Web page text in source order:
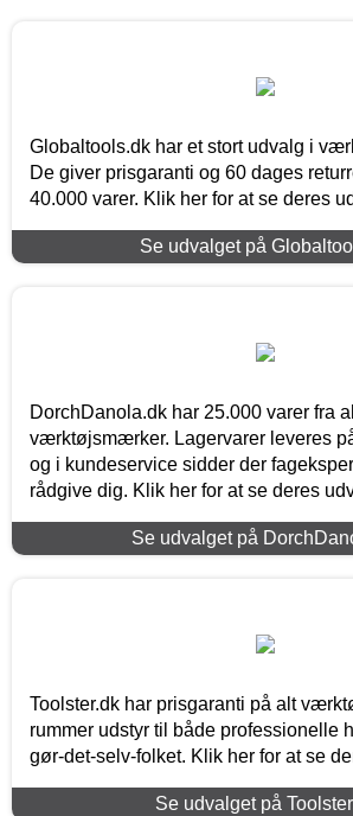
Globaltools.dk har et stort udvalg i
De giver prisgaranti og 60 dages
40.000 varer. Klik her for at se deres
Se udvalget på
DorchDanola.dk har 25.000 varer fra
værktøjsmærker. Lagervarer leveres
og i kundeservice sidder der
rådgive dig. Klik her for at se deres
Se udvalget på
Toolster.dk har prisgaranti på alt
rummer udstyr til både professionelle
gør-det-selv-folket. Klik her for at se
Se udvalget på